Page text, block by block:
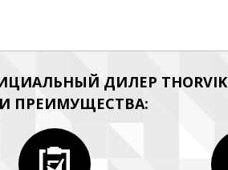
ДИЛЕР
ПРЕИМУЩЕСТВА: